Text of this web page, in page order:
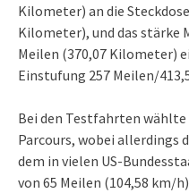
Kilometer) an die
Kilometer), und das stärke
Meilen (370,07 Kilometer)
Einstufung 257 Meilen/
Bei den Testfahrten
Parcours, wobei allerdings
dem in vielen US-
von 65 Meilen (104,58 km/